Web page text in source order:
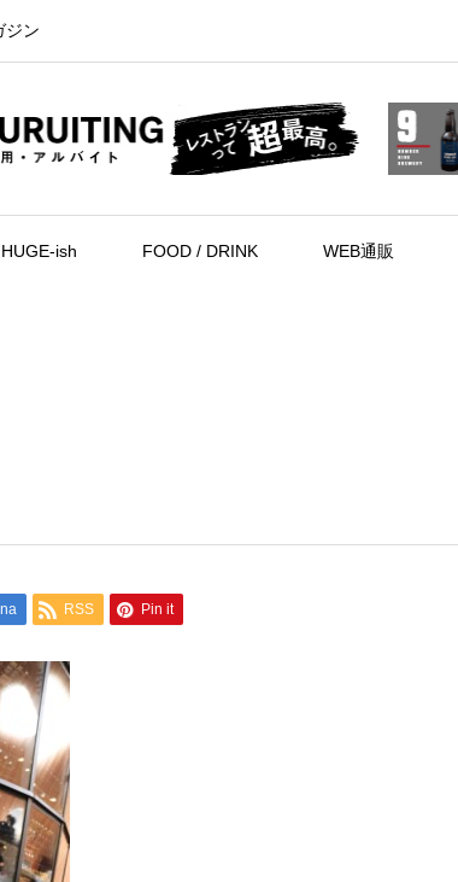
ジン
HUGE-ish FOOD / DRINK WEB通販
RSS Pin it